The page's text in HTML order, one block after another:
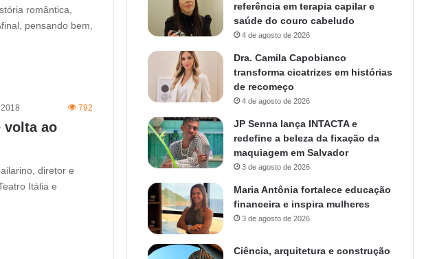
romântica,
pensando bem,
792
volta ao
diretor e
Itália e
referência em terapia capilar e
saúde do couro cabeludo
4 de agosto de 2026
Dra. Camila Capobianco
transforma cicatrizes em histórias
de recomeço
4 de agosto de 2026
JP Senna lança INTACTA e
redefine a beleza da fixação da
maquiagem em Salvador
3 de agosto de 2026
Maria Antônia fortalece educação
financeira e inspira mulheres
3 de agosto de 2026
Ciência, arquitetura e construção